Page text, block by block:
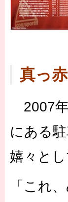
真っ
2007年
にある
嬉々と
「これ